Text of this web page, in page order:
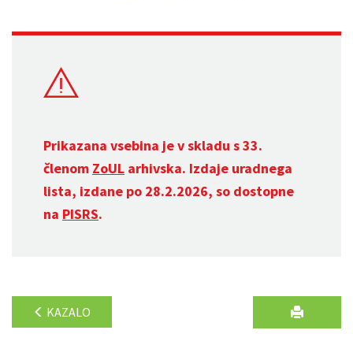
Prikazana vsebina je v skladu s 33.
členom ZoUL arhivska. Izdaje uradnega
lista, izdane po 28.2.2026, so dostopne
na PISRS.
KAZALO